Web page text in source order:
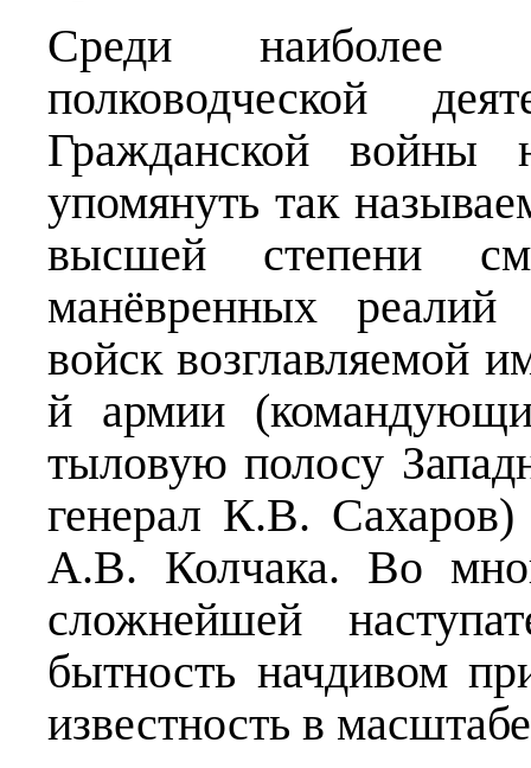
Среди наиболее
полководческой
Гражданской войны
упомянуть так
высшей степени
манёвренных
войск возглавляемой
й армии
тыловую полосу
генерал К.В.
А.В. Колчака. Во
сложнейшей
бытность начдивом
известность в